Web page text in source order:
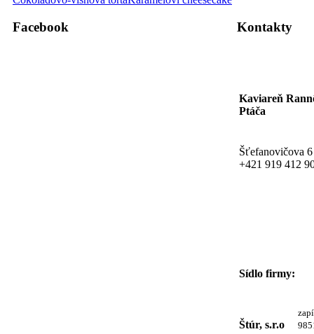
Facebook Kontakty
Kaviareň
Ptáča
Šťefanovičova 6
+421 919 412
Sídlo firmy:
Štúr, s.r.o